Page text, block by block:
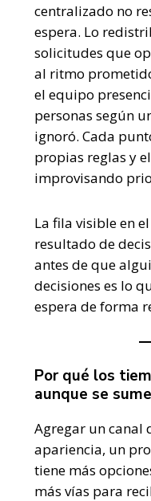
centralizado no
espera. Lo
solicitudes que
al ritmo
el equipo
personas según
ignoró. Cada
propias reglas y
improvisando
La fila visible en
resultado de
antes de que
decisiones es lo
espera de forma
Por qué los
aunque se
Agregar un canal
apariencia, un
tiene más
más vías para